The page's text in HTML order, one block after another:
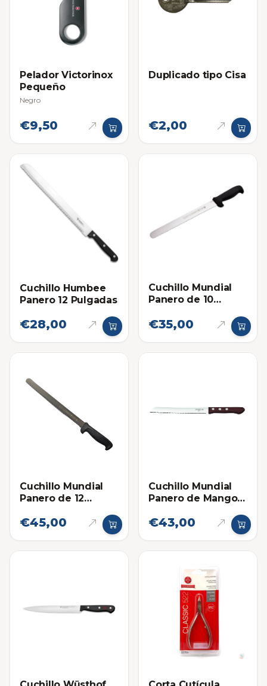
Pelador Victorinox
Pequeño
Negro
€9,50
Duplicado tipo Cisa
€2,00
Cuchillo Humbee
Panero 12 Pulgadas
€28,00
Cuchillo Mundial
Panero de 10
€35,00
Cuchillo Mundial
Panero de 12
€45,00
Cuchillo Mundial
Panero de Mango
€43,00